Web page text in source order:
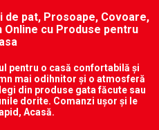
pat, Prosoape, Covoare,
cu Produse pentru
pentru o casă confortabilă și
mai odihnitor și o atmosferă
din produse gata făcute sau
dorite. Comanzi ușor și le
Acasă.